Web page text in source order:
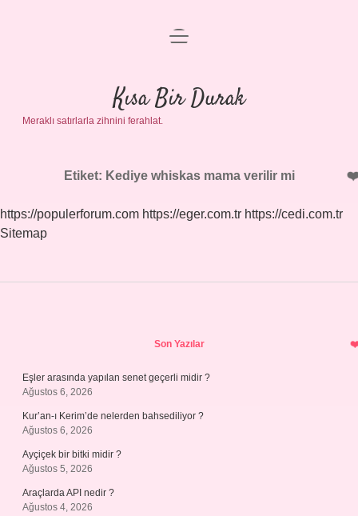
Anasayfa
Gizlilik Politikası
Yasal Uyarı
menüyü
Kısa Bir Durak
Meraklı satırlarla zihnini ferahlat.
Etiket: Kediye whiskas mama verilir mi
https://populerforum.com https://eger.com.tr https://cedi.com.tr
Sitemap
Son Yazılar
Eşler arasında yapılan senet geçerli midir ?
Ağustos 6, 2026
Kur’an-ı Kerim’de nelerden bahsediliyor ?
Ağustos 6, 2026
Ayçiçek bir bitki midir ?
Ağustos 5, 2026
Araçlarda API nedir ?
Ağustos 4, 2026